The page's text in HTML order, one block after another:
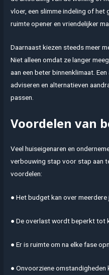
vloer, een slimme indeling of het
ruimte opener en vriendelijker
Daarnaast kiezen steeds meer
Niet alleen omdat ze langer
aan een beter binnenklimaat.
adviseren en alternatieven
passen.
Voordelen van
Veel huiseigenaren en
verbouwing stap voor stap aan
voordelen:
● Het budget kan over meerdere
● De overlast wordt beperkt tot
● Er is ruimte om na elke fase
● Onvoorziene omstandigheden